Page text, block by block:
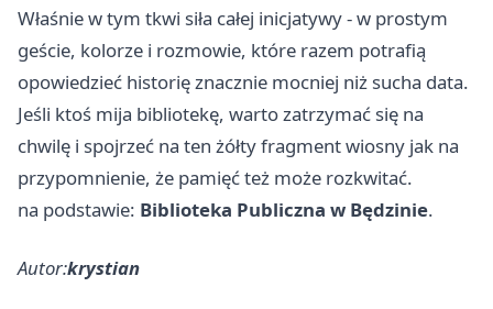
Właśnie w tym tkwi siła całej inicjatywy - w prostym
geście, kolorze i rozmowie, które razem potrafią
opowiedzieć historię znacznie mocniej niż sucha data.
Jeśli ktoś mija bibliotekę, warto zatrzymać się na
chwilę i spojrzeć na ten żółty fragment wiosny jak na
przypomnienie, że pamięć też może rozkwitać.
na podstawie: Biblioteka Publiczna w Będzinie.
Autor:krystian